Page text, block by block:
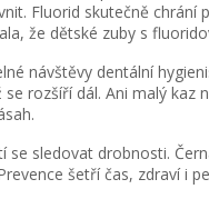
Fluorid skutečně
že dětské zuby s
návštěvy dentální
rozšíří dál. Ani malý kaz
se sledovat drobnosti.
šetří čas, zdraví i